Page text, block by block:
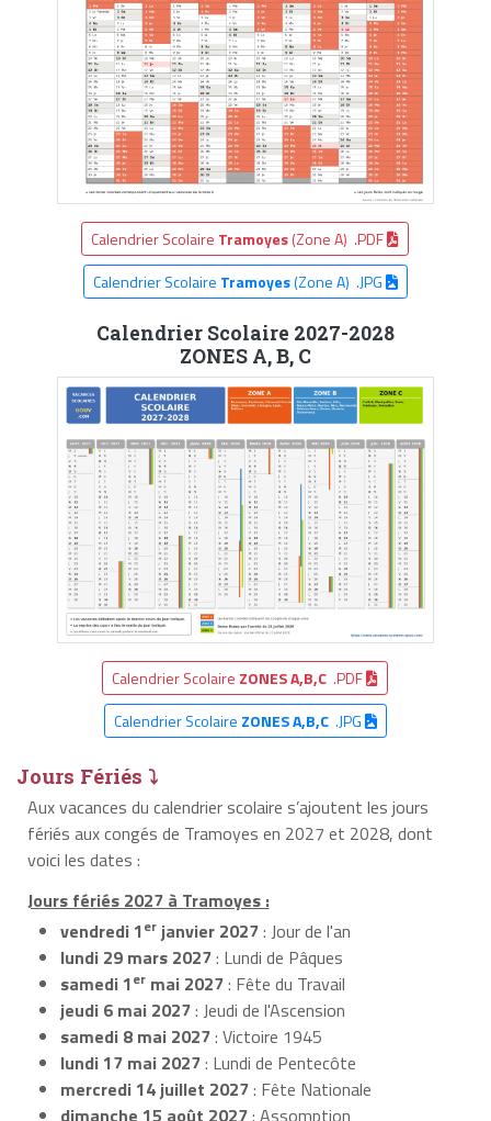
Calendrier Scolaire Tramoyes(Zone A) .PDF
Calendrier Scolaire Tramoyes(Zone A) .JPG
Calendrier Scolaire 2027-2028
ZONES A, B, C
Calendrier Scolaire ZONES A,B,C .PDF
Calendrier Scolaire ZONES A,B,C.JPG
Jours Fériés ⤵
Aux vacances du calendrier scolaire s’ajoutent les jours
fériés aux congés de Tramoyes en 2027 et 2028, dont
voici les dates :
Jours fériés 2027 à Tramoyes :
vendredi 1er janvier 2027: Jour de l'an
lundi 29 mars 2027: Lundi de Pâques
samedi 1er mai 2027: Fête du Travail
jeudi 6 mai 2027: Jeudi de l'Ascension
samedi 8 mai 2027: Victoire 1945
lundi 17 mai 2027: Lundi de Pentecôte
mercredi 14 juillet 2027: Fête Nationale
dimanche 15 août 2027: Assomption